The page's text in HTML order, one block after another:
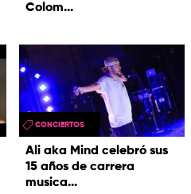
Colom...
Ali aka Mind celebró sus
15 años de carrera
musica...
CONCIERTOS